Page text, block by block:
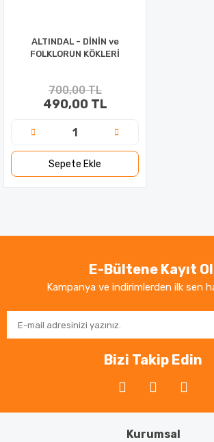
ALTINDAL - DİNİN ve
FOLKLORUN KÖKLERİ
700,00 TL
490,00 TL
Sepete Ekle
E-Bültene Kayıt
Kampanya ve indirimlerden ilk sen
Bizi Takip Edin
Kurumsal